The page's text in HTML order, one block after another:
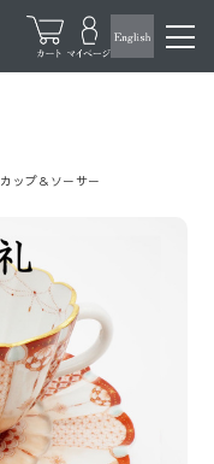
カップ＆ソーサー